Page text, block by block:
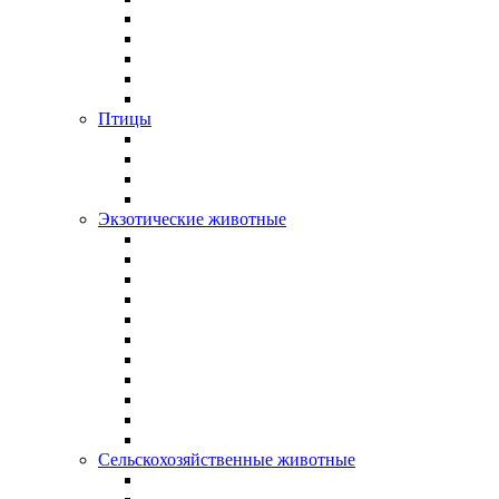
Птицы
Экзотические животные
Сельскохозяйственные животные